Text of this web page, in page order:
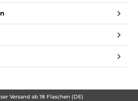
Versand ab 18 Flaschen (DE)